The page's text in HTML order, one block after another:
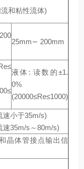
和粘性流体)
25mm∼ 200mm
液体: 读数的±1.
0%
(20000≤Re≤1000)
速小于35m/s)
速35m/s～80m/s)
晶体管接点输出信